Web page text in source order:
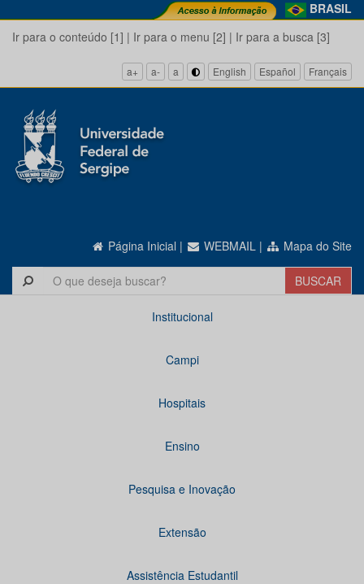
BRASIL
Ir para o conteúdo [1] | Ir para o menu [2] | Ir para a busca [3]
a+ a- a English Español Français
Página Inicial | WEBMAIL | Mapa do Site
Institucional
Campi
Hospitais
Ensino
Pesquisa e Inovação
Extensão
Assistência Estudantil